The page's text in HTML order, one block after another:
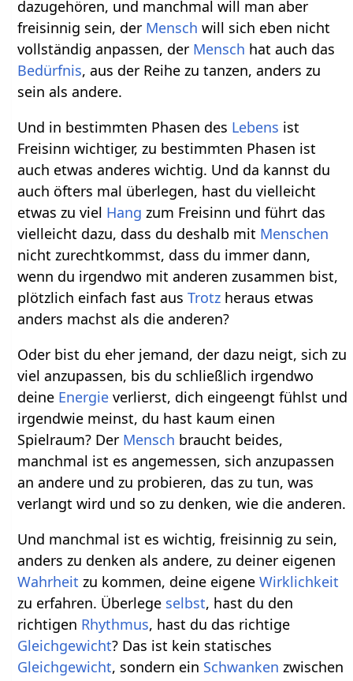
dazugehören, und manchmal will man aber
freisinnig sein, der Mensch will sich eben nicht
vollständig anpassen, der Mensch hat auch das
Bedürfnis, aus der Reihe zu tanzen, anders zu
sein als andere.
Und in bestimmten Phasen des Lebens ist
Freisinn wichtiger, zu bestimmten Phasen ist
auch etwas anderes wichtig. Und da kannst du
auch öfters mal überlegen, hast du vielleicht
etwas zu viel Hang zum Freisinn und führt das
vielleicht dazu, dass du deshalb mit Menschen
nicht zurechtkommst, dass du immer dann,
wenn du irgendwo mit anderen zusammen bist,
plötzlich einfach fast ausTrotz heraus etwas
anders machst als die anderen?
Oder bist du eher jemand, der dazu neigt, sich zu
viel anzupassen, bis du schließlich irgendwo
deine Energie verlierst, dich eingeengt fühlst und
irgendwie meinst, du hast kaum einen
Spielraum? Der Mensch braucht beides,
manchmal ist es angemessen, sich anzupassen
an andere und zu probieren, das zu tun, was
verlangt wird und so zu denken, wie die anderen.
Und manchmal ist es wichtig, freisinnig zu sein,
anders zu denken als andere, zu deiner eigenen
Wahrheit zu kommen, deine eigeneWirklichkeit
zu erfahren. Überlege selbst, hast du den
richtigen Rhythmus, hast du das richtige
Gleichgewicht? Das ist kein statisches
Gleichgewicht, sondern ein Schwanken zwischen